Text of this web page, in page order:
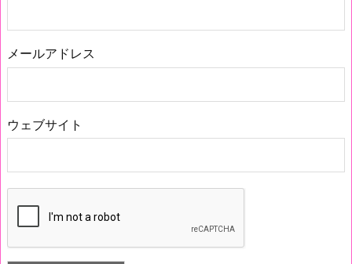
メールアドレス
ウェブサイト